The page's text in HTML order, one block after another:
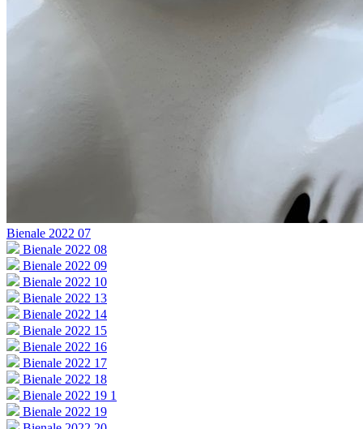
Bienale 2022 07
Bienale 2022 08
Bienale 2022 09
Bienale 2022 10
Bienale 2022 13
Bienale 2022 14
Bienale 2022 15
Bienale 2022 16
Bienale 2022 17
Bienale 2022 18
Bienale 2022 19 1
Bienale 2022 19